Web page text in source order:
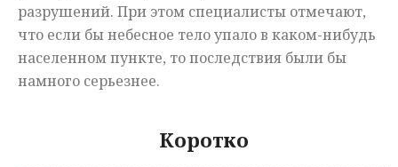
разрушений. При этом специалисты отмечают,
что если бы небесное тело упало в каком-нибудь
населенном пункте, то последствия были бы
намного серьезнее.
Коротко